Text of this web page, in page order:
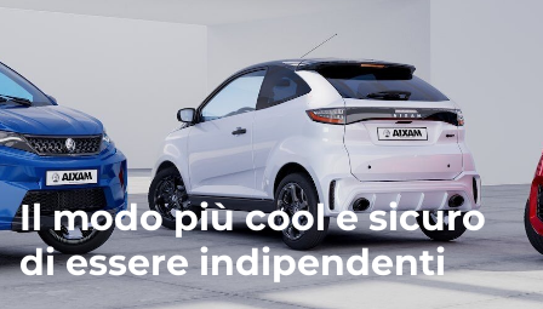
Il modo più cool e sicuro
di essere indipendenti